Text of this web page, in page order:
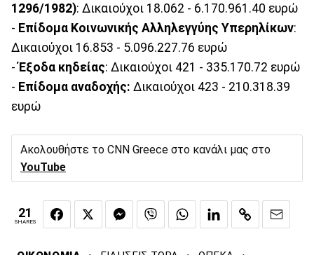
1296/1982): Δικαιούχοι 18.062 - 6.170.961.40 ευρώ
- Επίδομα Κοινωνικής Αλληλεγγύης Υπερηλίκων:
Δικαιούχοι 16.853 - 5.096.227.76 ευρώ
-Έξοδα κηδείας: Δικαιούχοι 421 - 335.170.72 ευρώ
- Επίδομα αναδοχής: Δικαιούχοι 423 - 210.318.39
ευρώ
Ακολουθήστε το CNN Greece στο κανάλι μας στο
YouTube
21
SHARES